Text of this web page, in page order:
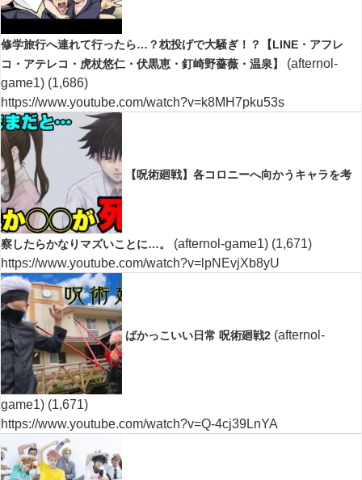
修学旅行へ連れて行ったら…？枕投げで大騒ぎ！？【LINE・アフレ
コ・アテレコ・虎杖悠仁・伏黒恵・釘崎野薔薇・温泉】
(afternol-
game1) (1,686)
https://www.youtube.com/watch?v=k8MH7pku53s
【呪術廻戦】各コロニーへ向かうキャラを考
察したらかなりマズいことに…。 (afternol-game1) (1,671)
https://www.youtube.com/watch?v=lpNEvjXb8yU
ばかっこいい日常 呪術廻戦2 (afternol-
game1) (1,671)
https://www.youtube.com/watch?v=Q-4cj39LnYA